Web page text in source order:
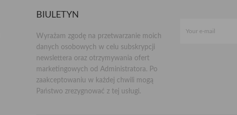
BIULETYN
Wyrażam zgodę na przetwarzanie moich
danych osobowych w celu subskrypcji
newslettera oraz otrzymywania ofert
marketingowych od Administratora. Po
zaakceptowaniu w każdej chwili mogą
Państwo zrezygnować z tej usługi.